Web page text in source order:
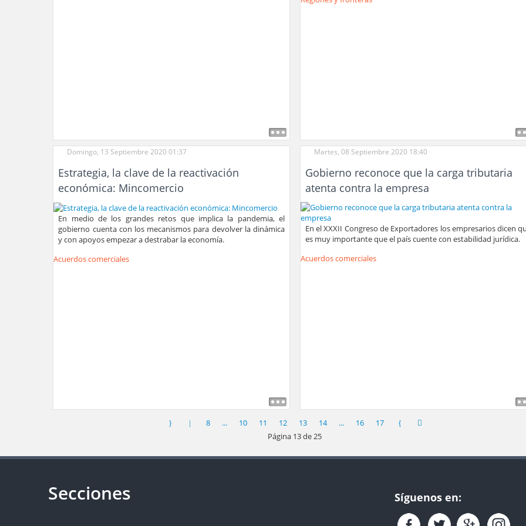
Domingo, 13 Septiembre 2020 01:37
Estrategia, la clave de la reactivación
económica: Mincomercio
En medio de los grandes retos que implica la pandemia, el
gobierno cuenta con los mecanismos para devolver la dinámica
y con apoyos empezar a destrabar la economía.
Acuerdos comerciales
Martes, 08 Septiembre 2020 18:40
Gobierno reconoce que la carga tributaria
atenta contra la empresa
En el XXXII Congreso de Exportadores los empresarios dicen
es muy importante que el país cuente con estabilidad jurídica.
Acuerdos comerciales
8 ... 10 11 12 13 14 ... 16
17
Página 13 de 25
Síguenos en: